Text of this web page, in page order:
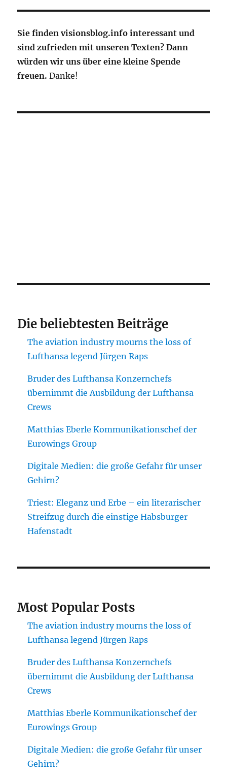
Sie finden visionsblog.info interessant und
sind zufrieden mit unseren Texten? Dann
würden wir uns über eine kleine Spende
freuen. Danke!
Die beliebtesten Beiträge
The aviation industry mourns the loss of
Lufthansa legend Jürgen Raps
Bruder des Lufthansa Konzernchefs
übernimmt die Ausbildung der Lufthansa
Crews
Matthias Eberle Kommunikationschef der
Eurowings Group
Digitale Medien: die große Gefahr für unser
Gehirn?
Triest: Eleganz und Erbe – ein literarischer
Streifzug durch die einstige Habsburger
Hafenstadt
Most Popular Posts
The aviation industry mourns the loss of
Lufthansa legend Jürgen Raps
Bruder des Lufthansa Konzernchefs
übernimmt die Ausbildung der Lufthansa
Crews
Matthias Eberle Kommunikationschef der
Eurowings Group
Digitale Medien: die große Gefahr für unser
Gehirn?